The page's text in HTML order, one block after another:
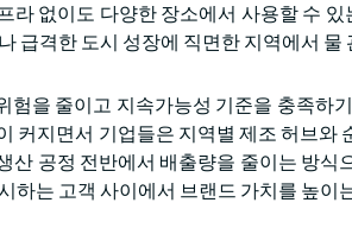
라 없이도 다양한 장소에서 사용할 수
급격한 도시 성장에 직면한 지역에서
을 줄이고 지속가능성 기준을 충족하
커지면서 기업들은 지역별 제조 허브와
산 공정 전반에서 배출량을 줄이는 방식
하는 고객 사이에서 브랜드 가치를 높이